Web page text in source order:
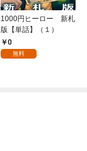
1000円ヒーロー 新札
版【単話】（１）
0
無料